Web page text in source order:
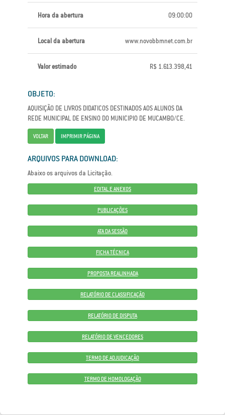
Hora da abertura 09:00:00
Local da abertura www.novobbmnet.com.br
Valor estimado R$ 1.613.398,41
OBJETO:
AQUISIÇÃO DE LIVROS DIDATICOS DESTINADOS AOS ALUNOS DA
REDE MUNICIPAL DE ENSINO DO MUNICIPIO DE MUCAMBO/CE.
VOLTAR IMPRIMIR PÁGINA
ARQUIVOS PARA DOWNLOAD:
Abaixo os arquivos da Licitação.
EDITAL E ANEXOS
PUBLICAÇÕES
ATA DA SESSÃO
FICHA TÉCNICA
PROPOSTA REALINHADA
RELATÓRIO DE CLASSIFICAÇÃO
RELATÓRIO DE DISPUTA
RELATÓRIO DE VENCEDORES
TERMO DE ADJUDICAÇÃO
TERMO DE HOMOLOGAÇÃO